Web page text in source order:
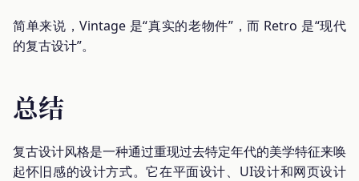
简单来说，Vintage 是“真实的老物件”，而 Retro 是“现代
的复古设计”。
总结
复古设计风格是一种通过重现过去特定年代的美学特征来唤
起怀旧感的设计方式。它在平面设计、UI设计和网页设计